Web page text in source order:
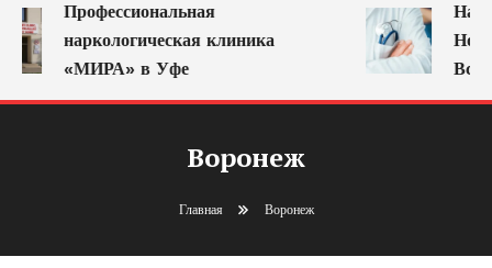
Профессиональная
наркологическая клиника
«МИРА» в Уфе
Воронеж
Главная Воронеж